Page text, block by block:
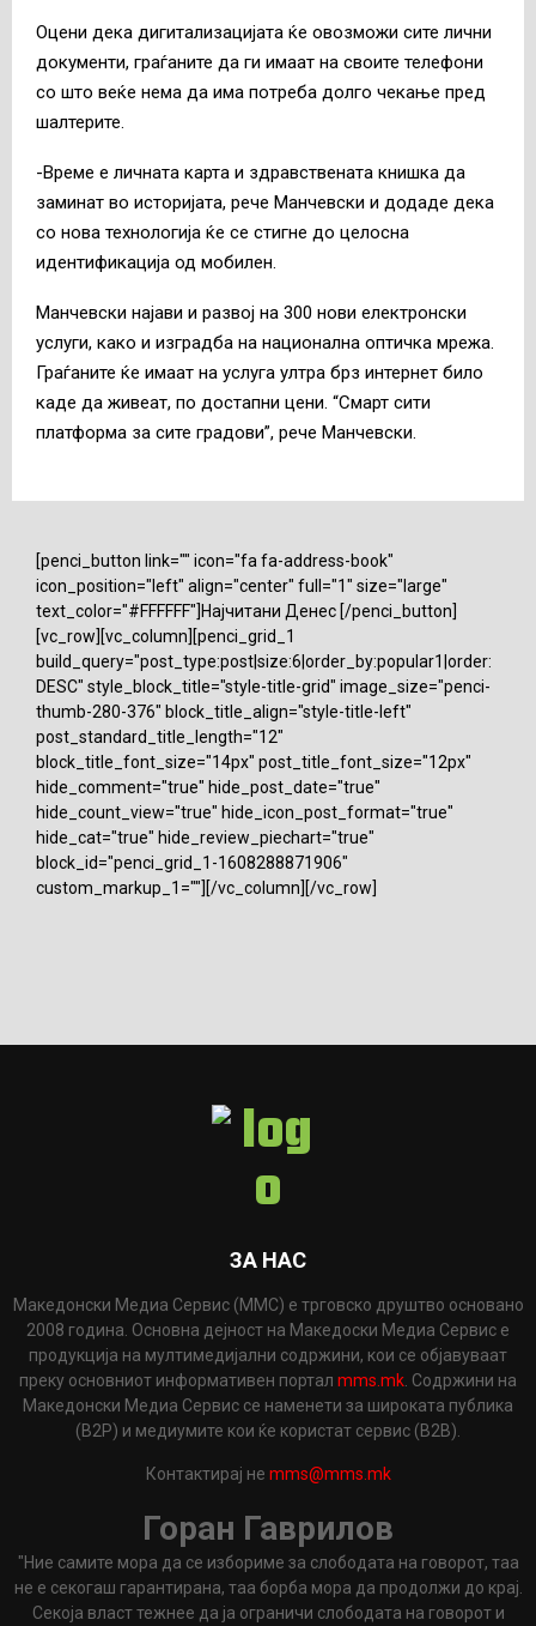
Оцени дека дигитализацијата ќе овозможи сите лични
документи, граѓаните да ги имаат на своите телефони
со што веќе нема да има потреба долго чекање пред
шалтерите.
-Време е личната карта и здравствената книшка да
заминат во историјата, рече Манчевски и додаде дека
со нова технологија ќе се стигне до целосна
идентификација од мобилен.
Манчевски најави и развој на 300 нови електронски
услуги, како и изградба на национална оптичка мрежа.
Граѓаните ќе имаат на услуга ултра брз интернет било
каде да живеат, по достапни цени. “Смарт сити
платформа за сите градови”, рече Манчевски.
[penci_button link="" icon="fa fa-address-book"
icon_position="left" align="center" full="1" size="large"
text_color="#FFFFFF"]Најчитани Денес [/penci_button]
[vc_row][vc_column][penci_grid_1
build_query="post_type:post|size:6|order_by:popular1|order:
DESC" style_block_title="style-title-grid" image_size="penci-
thumb-280-376" block_title_align="style-title-left"
post_standard_title_length="12"
block_title_font_size="14px" post_title_font_size="12px"
hide_comment="true" hide_post_date="true"
hide_count_view="true" hide_icon_post_format="true"
hide_cat="true" hide_review_piechart="true"
block_id="penci_grid_1-1608288871906"
custom_markup_1=""][/vc_column][/vc_row]
ЗА НАС
Македонски Медиа Сервис (ММС) е трговско друштво основано
2008 година. Основна дејност на Македоски Медиа Сервис е
продукција на мултимедијални содржини, кои се објавуваат
преку основниот информативен портал mms.mk . Содржини на
Македонски Медиа Сервис се наменети за широката публика
(B2P) и медиумите кои ќе користат сервис (B2B).
Контактирај не mms@mms.mk
Горан Гаврилов
"Ние самите мора да се избориме за слободата на говорот, таа
не е секогаш гарантирана, таа борба мора да продолжи до крај.
Секоја власт тежнее да ја ограничи слободата на говорот и